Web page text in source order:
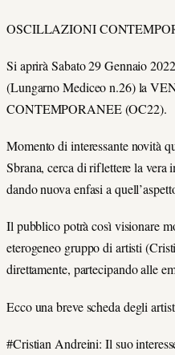
OSCILLAZIONI
Si aprirà Sabato 29 Gennaio
(Lungarno Mediceo n.26) la
CONTEMPORANEE (OC22).
Momento di interessante novità
Sbrana, cerca di riflettere la vera
dando nuova enfasi a
Il pubblico potrà così visionare
eterogeneo gruppo di artisti
direttamente, partecipando alle
Ecco una breve scheda degli
#Cristian Andreini: Il suo